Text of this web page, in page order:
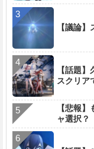
【議論
【話題
スクリア
【悲報
ャ選択？